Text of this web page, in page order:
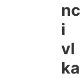
nc
i
vl
ka